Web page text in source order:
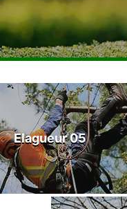
Elagueur 05